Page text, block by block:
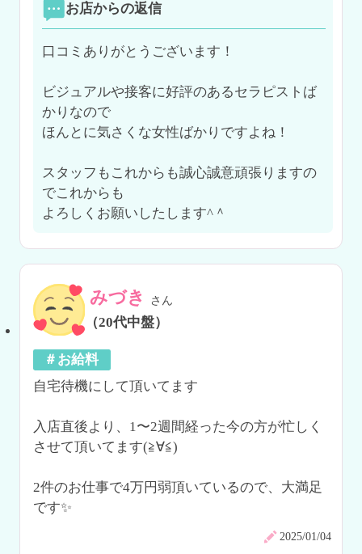
お店からの返信
口コミありがとうございます！
ビジュアルや接客に好評のあるセラピストば
かりなので
ほんとに気さくな女性ばかりですよね！
スタッフもこれからも誠心誠意頑張りますの
でこれからも
よろしくお願いしたします^＾
みづき さん
（20代中盤）
＃お給料
自宅待機にして頂いてます
入店直後より、1〜2週間経った今の方が忙しく
させて頂いてます(≧∀≦)
2件のお仕事で4万円弱頂いているので、大満足
です✨
2025/01/04